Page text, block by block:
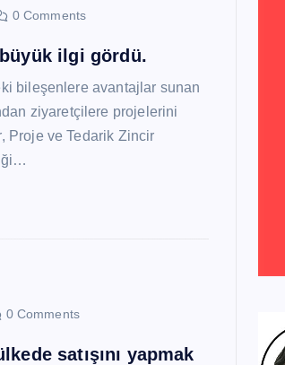
0 Comments
büyük ilgi gördü.
bileşenlere avantajlar sunan
ziyaretçilere projelerini
Proje ve Tedarik Zincir
0 Comments
satışını yapmak